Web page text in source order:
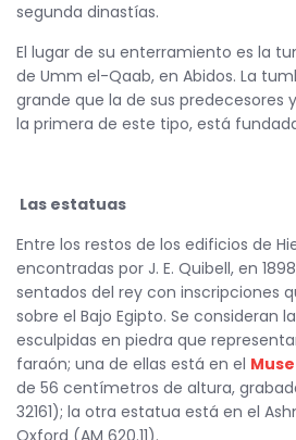
segunda dinastías.
El lugar de su enterramiento es la
de Umm el-Qaab, en Abidos. La
grande que la de sus predecesores
la primera de este tipo, está
Las estatuas
Entre los restos de los edificios de
encontradas por J. E. Quibell, en
sentados del rey con inscripciones
sobre el Bajo Egipto. Se consideran
esculpidas en piedra que
faraón; una de ellas está en el
de 56 centímetros de altura,
32161); la otra estatua está en el
Oxford (AM 620.11).